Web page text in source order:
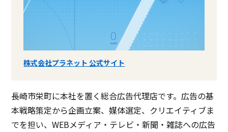
株式会社プラネット 公式サイト
長崎市栄町に本社を置く総合広告代理店です。広告の基
本戦略策定から企画立案、媒体選定、クリエイティブま
でを担い、WEBメディア・テレビ・新聞・雑誌への広告